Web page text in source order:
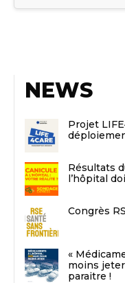
NEWS
Projet
Résultats
l’hôpital
Congrès
«
moins
paraitre !